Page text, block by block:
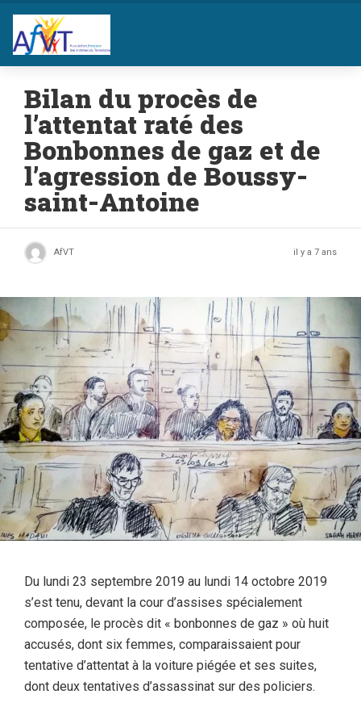
Bilan du procès de
l’attentat raté des
Bonbonnes de gaz et de
l’agression de Boussy-
saint-Antoine
AfVT il y a 7 ans
Du lundi 23 septembre 2019 au lundi 14 octobre 2019
s’est tenu, devant la cour d’assises spécialement
composée, le procès dit « bonbonnes de gaz » où huit
accusés, dont six femmes, comparaissaient pour
tentative d’attentat à la voiture piégée et ses suites,
dont deux tentatives d’assassinat sur des policiers.